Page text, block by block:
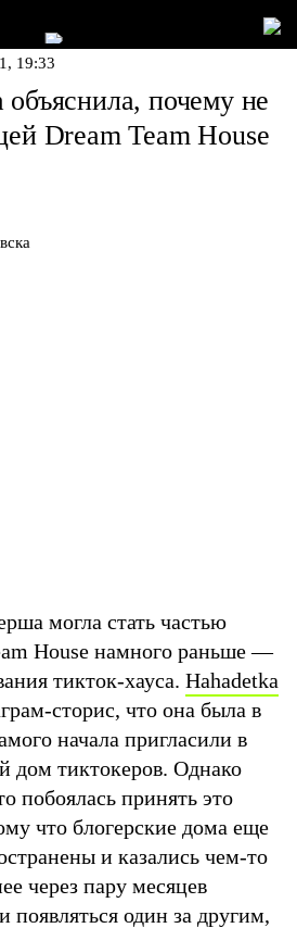
19:33
почему не
Dream Team House
могла стать частью
House намного раньше —
тикток-хауса. Hahadetka
сторис, что она была в
начала пригласили в
дом тиктокеров. Однако
побоялась принять это
что блогерские дома еще
и казались чем-то
через пару месяцев
появляться один за другим,